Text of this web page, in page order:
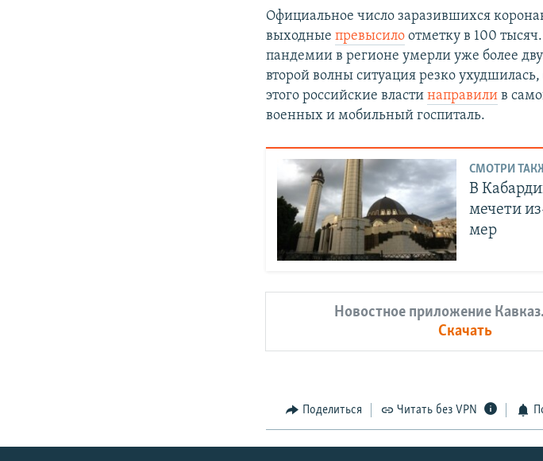
Официальное число заразившихся
выходныепревысило отметку в 100
пандемии в регионе умерли уже более
второй волны ситуация резко
этого российские властинаправили в
военных и мобильный госпиталь.
СМОТРИ
В
мечети
мер
Новостное приложение
Скачать
Поделиться Читать без VPN